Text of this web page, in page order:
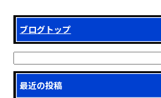
ブログトップ
最近の投稿